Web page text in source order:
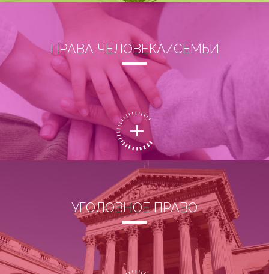
ПРАВА ЧЕЛОВЕКА/СЕМЬИ
УГОЛОВНОЕ ПРАВО